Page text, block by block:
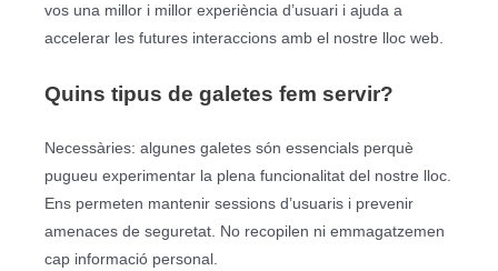
vos una millor i millor experiència d’usuari i ajuda a
accelerar les futures interaccions amb el nostre lloc web.
Quins tipus de galetes fem servir?
Necessàries: algunes galetes són essencials perquè
pugueu experimentar la plena funcionalitat del nostre lloc.
Ens permeten mantenir sessions d’usuaris i prevenir
amenaces de seguretat. No recopilen ni emmagatzemen
cap informació personal.